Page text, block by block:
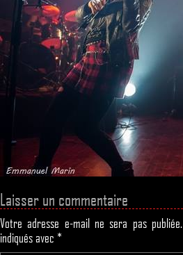
Laisser un commentaire
Votre adresse e-mail ne sera pas publiée.
indiqués avec *